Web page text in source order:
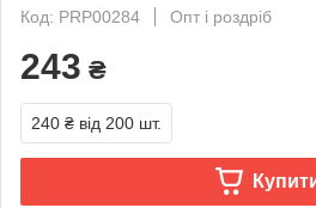
Код: PRP00284
Опт і роздріб
243 ₴
240 ₴ від 200 шт.